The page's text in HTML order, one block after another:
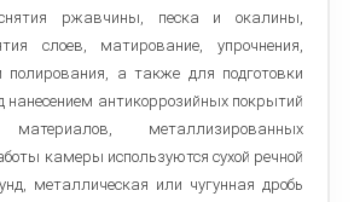
ржавчины, песка и окалины,
слоев, матирование, упрочнения,
полирования, а также для подготовки
нанесением антикоррозийных покрытий
материалов, металлизированных
камеры используются сухой речной
металлическая или чугунная дробь